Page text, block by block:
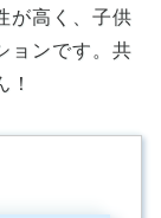
が高く、子供
ョンです。共